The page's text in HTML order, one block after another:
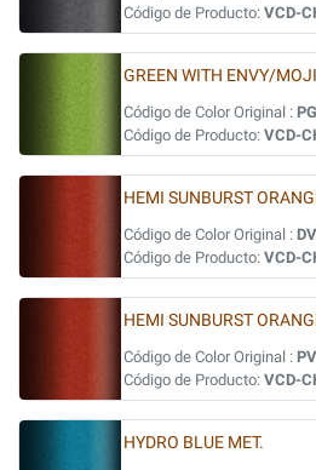
Código de Producto: VCD-
GREEN WITH ENVY/
Código de Color Original :
Código de Producto: VCD-
HEMI SUNBURST
Código de Color Original :
Código de Producto: VCD-
HEMI SUNBURST
Código de Color Original :
Código de Producto: VCD-
HYDRO BLUE MET.